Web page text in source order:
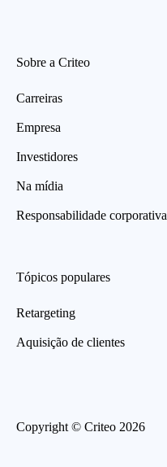
Sobre a Criteo
Carreiras
Empresa
Investidores
Na mídia
Responsabilidade corporativa
Tópicos populares
Retargeting
Aquisição de clientes
Copyright © Criteo 2026